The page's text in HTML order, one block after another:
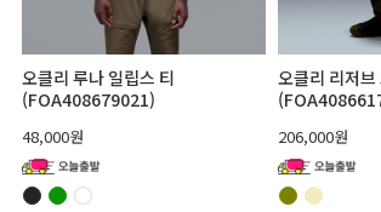
오클리 루나 일립스 티
(FOA408679021)
48,000원
오클리 리저
206,000원